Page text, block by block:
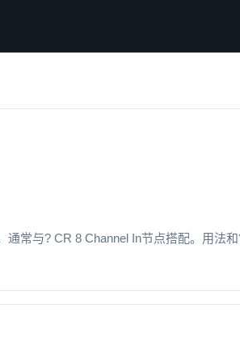
常与? CR 8 Channel In节点搭配。用法